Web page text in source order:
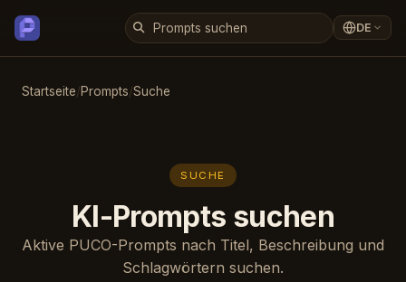
DE
Startseite/Prompts/Suche
SUCHE
KI-Prompts suchen
Aktive PUCO-Prompts nach Titel, Beschreibung und
Schlagwörtern suchen.